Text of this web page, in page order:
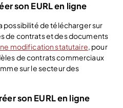
son EURL en ligne
possibilité de télécharger sur
de contrats et des documents
modification statutaire, pour
de contrats commerciaux
sur le secteur des
son EURL en ligne